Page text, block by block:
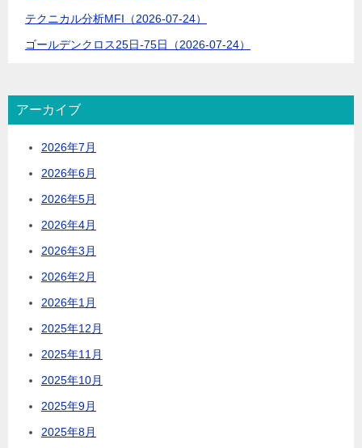
テクニカル分析MFI（2026-07-24）
ゴールデンクロス25日-75日（2026-07-24）
アーカイブ
2026年7月
2026年6月
2026年5月
2026年4月
2026年3月
2026年2月
2026年1月
2025年12月
2025年11月
2025年10月
2025年9月
2025年8月